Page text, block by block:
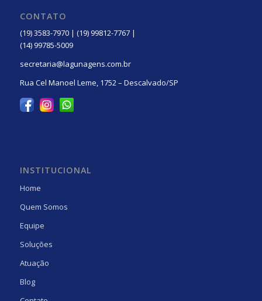
CONTATO
(19) 3583-7970 | (19) 99812-7767 |
(14) 99785-5009
secretaria@lagunagens.com.br
Rua Cel Manoel Leme, 1752 – Descalvado/SP
INSTITUCIONAL
Home
Quem Somos
Equipe
Soluções
Atuação
Blog